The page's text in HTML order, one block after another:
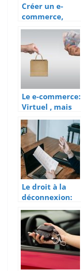
Créer un e-
commerce,
démarche
administrative
s
Le e-commerce:
Virtuel , mais
encadré par la
loi
Le droit à la
déconnexion:
un concept
encore flou
pour certains
employeurs